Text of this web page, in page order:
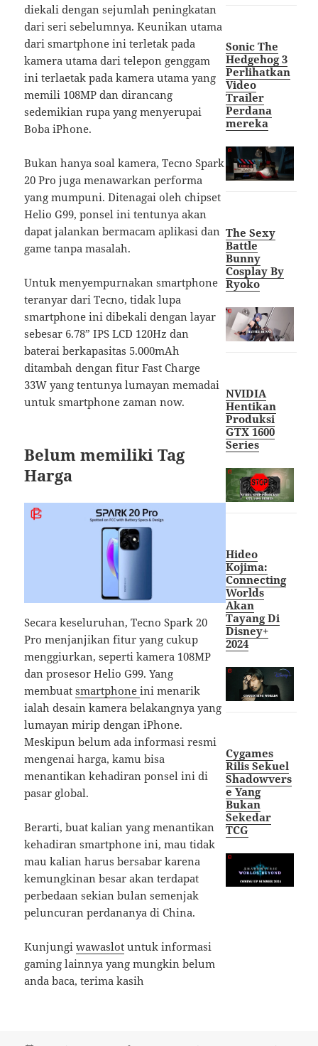
diekali dengan sejumlah peningkatan
dari seri sebelumnya. Keunikan utama
dari smartphone ini terletak pada
kamera utama dari telepon genggam
ini terlaetak pada kamera utama yang
memili 108MP dan dirancang
sedemikian rupa yang menyerupai
Boba iPhone.
Bukan hanya soal kamera, Tecno Spark
20 Pro juga menawarkan performa
yang mumpuni. Ditenagai oleh chipset
Helio G99, ponsel ini tentunya akan
dapat jalankan bermacam aplikasi dan
game tanpa masalah.
Untuk menyempurnakan smartphone
teranyar dari Tecno, tidak lupa
smartphone ini dibekali dengan layar
sebesar 6.78” IPS LCD 120Hz dan
baterai berkapasitas 5.000mAh
ditambah dengan fitur Fast Charge
33W yang tentunya lumayan memadai
untuk smartphone zaman now.
Belum memiliki Tag
Harga
Secara keseluruhan, Tecno Spark 20
Pro menjanjikan fitur yang cukup
menggiurkan, seperti kamera 108MP
dan prosesor Helio G99. Yang
membuatsmartphoneini menarik
ialah desain kamera belakangnya yang
lumayan mirip dengan iPhone.
Meskipun belum ada informasi resmi
mengenai harga, kamu bisa
menantikan kehadiran ponsel ini di
pasar global.
Berarti, buat kalian yang menantikan
kehadiran smartphone ini, mau tidak
mau kalian harus bersabar karena
kemungkinan besar akan terdapat
perbedaan sekian bulan semenjak
peluncuran perdananya di China.
Kunjungiwawaslot untuk informasi
gaming lainnya yang mungkin belum
anda baca, terima kasih
Sonic The
Hedgehog 3
Perlihatkan
Video
Trailer
Perdana
mereka
The Sexy
Battle
Bunny
Cosplay By
Ryoko
NVIDIA
Hentikan
Produksi
GTX 1600
Series
Hideo
Kojima:
Connecting
Worlds
Akan
Tayang Di
Disney+
2024
Cygames
Rilis Sekuel
Shadowvers
e Yang
Bukan
Sekedar
TCG